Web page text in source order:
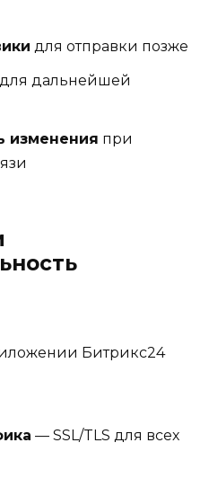
для отправки позже
для дальнейшей
изменения при
Битрикс24
— SSL/TLS для всех